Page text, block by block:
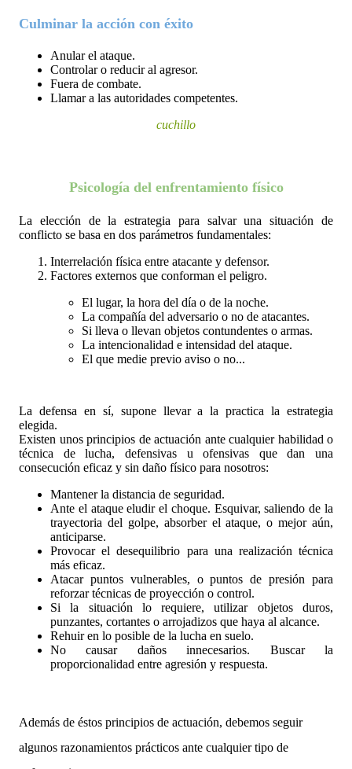
Culminar la acción con éxito
Anular el ataque.
Controlar o reducir al agresor.
Fuera de combate.
Llamar a las autoridades competentes.
cuchillo
Psicología del enfrentamiento físico
conflicto se basa en dos parámetros fundamentales:
Interrelación física entre atacante y defensor.
Factores externos que conforman el peligro.
El lugar, la hora del día o de la noche.
La compañía del adversario o no de atacantes.
Si lleva o llevan objetos contundentes o armas.
La intencionalidad e intensidad del ataque.
El que medie previo aviso o no...
elegida.
Existen unos principios de actuación ante cualquier habilidad o
técnica de lucha, defensivas u ofensivas que dan una
consecución eficaz y sin daño físico para nosotros:
Mantener la distancia de seguridad.
anticiparse.
Provocar el desequilibrio para una realización técnica
más eficaz.
Atacar puntos vulnerables, o puntos de presión para
reforzar técnicas de proyección o control.
Si la situación lo requiere, utilizar objetos duros,
punzantes, cortantes o arrojadizos que haya al alcance.
Rehuir en lo posible de la lucha en suelo.
No causar daños innecesarios. Buscar la
proporcionalidad entre agresión y respuesta.
Además de éstos principios de actuación, debemos seguir
algunos razonamientos prácticos ante cualquier tipo de